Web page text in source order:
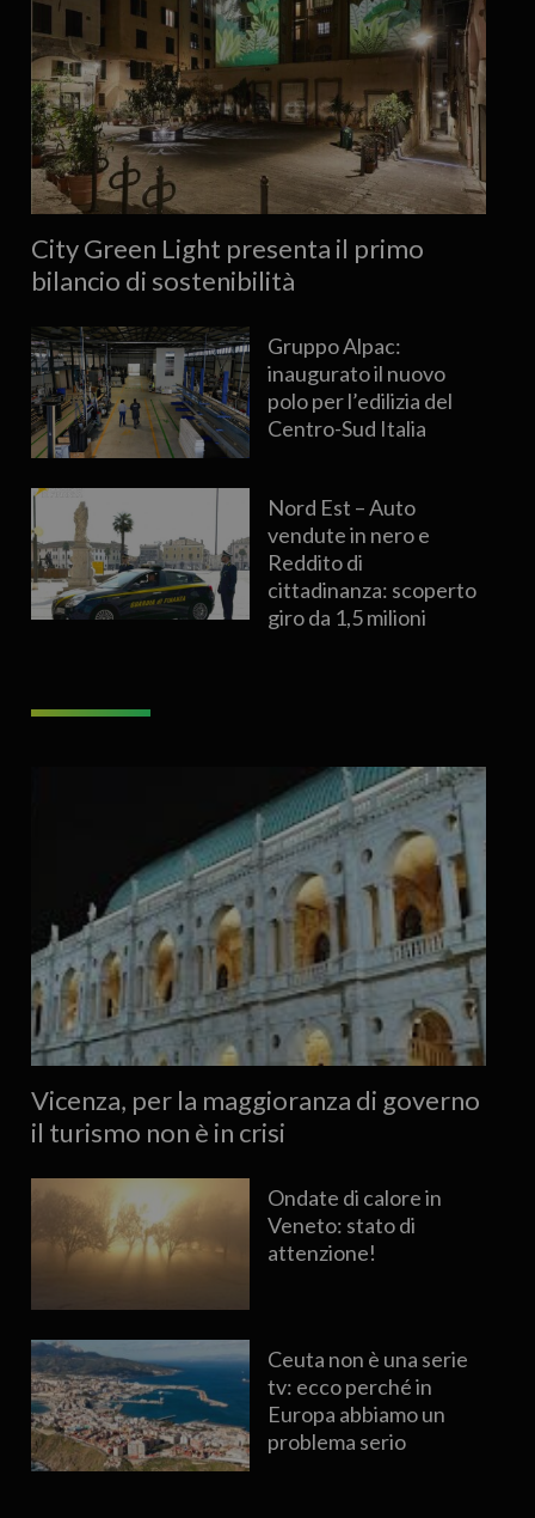
City Green Light presenta il primo
bilancio di sostenibilità
Gruppo Alpac:
inaugurato il nuovo
polo per l’edilizia del
Centro-Sud Italia
Nord Est – Auto
vendute in nero e
Reddito di
cittadinanza: scoperto
giro da 1,5 milioni
Vicenza, per la maggioranza di governo
il turismo non è in crisi
Ondate di calore in
Veneto: stato di
attenzione!
Ceuta non è una serie
tv: ecco perché in
Europa abbiamo un
problema serio